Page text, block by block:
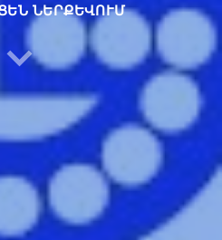
ՆԵՐՔԵՎՈՒՄ